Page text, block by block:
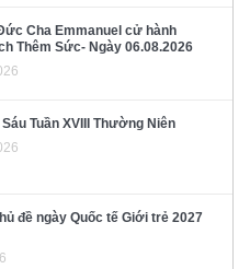
Cha Emmanuel cử hành
Thêm Sức- Ngày 06.08.2026
Tuần XVIII Thường Niên
đề ngày Quốc tế Giới trẻ 2027